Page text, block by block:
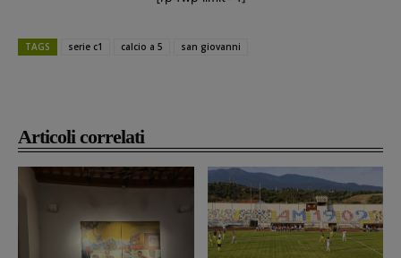
Articoli correlati
TAGS serie c1 calcio a 5 san giovanni